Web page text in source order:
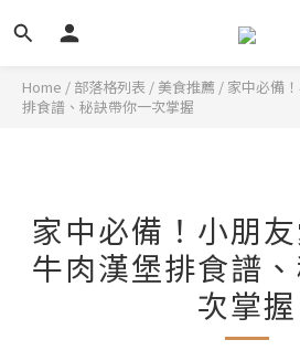
Home / 部落格列表 / 美食推薦 / 家中必備
排食譜、秘訣帶你一次掌握
家中必備！小朋
牛肉漢堡排食譜
次掌握